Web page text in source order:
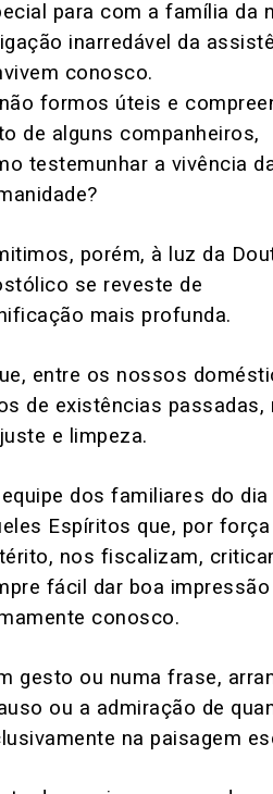
para com a família da
inarredável da
conosco.
formos úteis e
de alguns companheiros,
testemunhar a vivência
porém, à luz da
se reveste de
mais profunda.
entre os nossos
de existências
e limpeza.
dos familiares do
Espíritos que, por
nos fiscalizam,
fácil dar boa
conosco.
gesto ou numa frase,
ou a admiração de
na paisagem